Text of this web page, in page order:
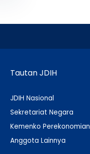
Tautan JDIH
JDIH Nasional
Sekretariat Negara
Kemenko Perekonomian
Anggota Lainnya